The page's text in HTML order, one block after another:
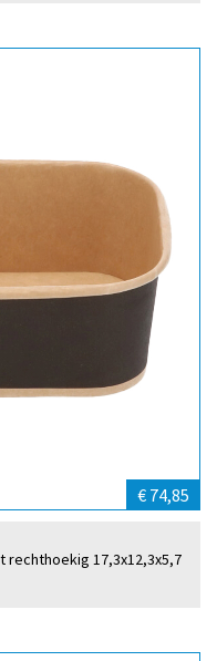
€ 74,85
rechthoekig 17,3x12,3x5,7